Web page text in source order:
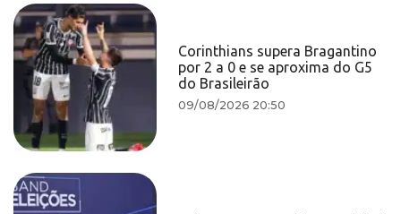
Corinthians supera Bragantino
por 2 a 0 e se aproxima do G5
do Brasileirão
09/08/2026 20:50